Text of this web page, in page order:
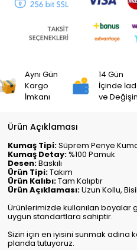
Aynı Gün
Kargo
İmkanı
14 Gün
İçinde
ve
Ürün Açıklaması
Kumaş Tipi:Süprem Penye
Kumaş Detay:%100 Pamuk
Desen:Baskılı
Ürün Tipi:Takım
Ürün Kalıbı:Tam Kalıptır
Ürün Açıklaması:Uzun Kollu,
Ürünlerimizde kullanılan boyalar
uygun standartlara sahiptir.
Sizin için en iyisini sunmak adına
planda tutuyoruz.